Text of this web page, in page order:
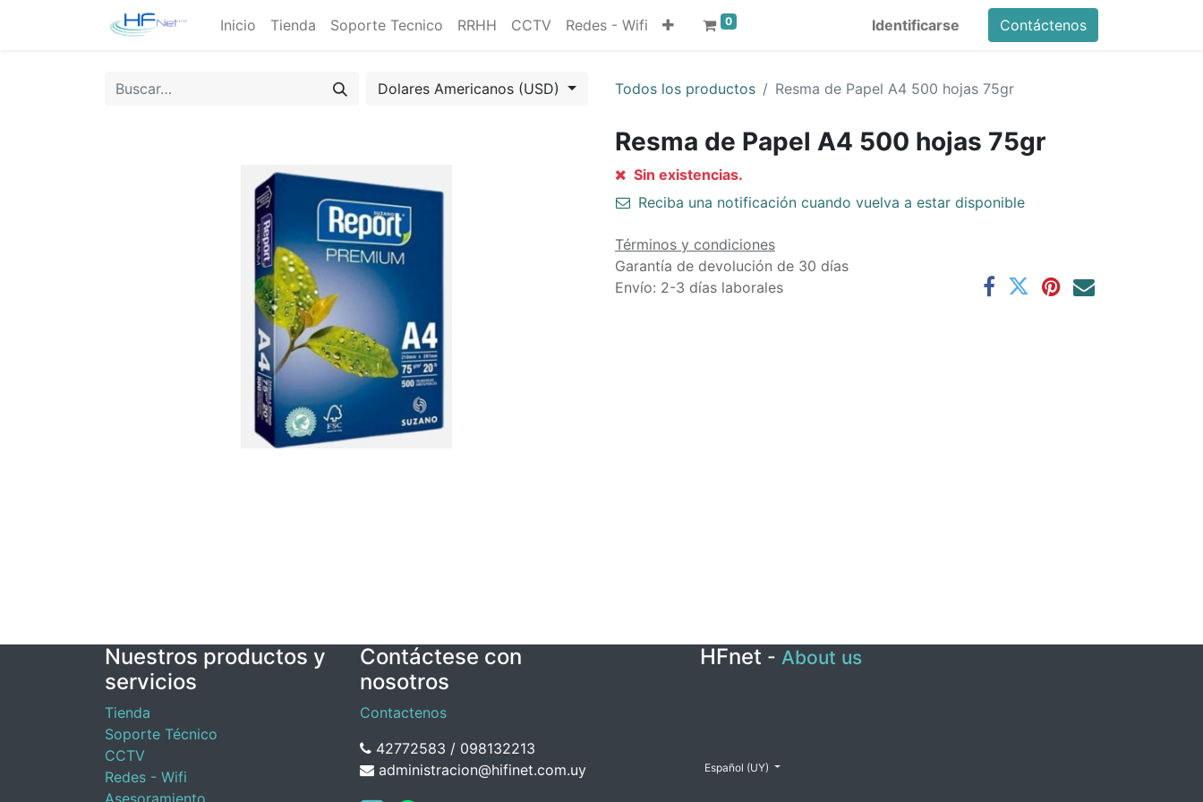
Inicio Tienda Soporte Tecnico RRHH CCTV Redes - Wifi 0 Identificarse Contáctenos
Dolares Americanos (USD) Todos los productos Resma de Papel A4 500 hojas 75gr
Resma de Papel A4 500 hojas 75gr
Sin existencias.
Reciba una notificación cuando vuelva a estar disponible
Términos y condiciones
Garantía de devolución de 30 días
Envío: 2-3 días laborales
Nuestros productos y
servicios
Tienda
Soporte Técnico
CCTV
Redes - Wifi
Asesoramiento
Contáctese con
nosotros
Contactenos
42772583 / 098132213
administracion@hifinet.com.uy
HFnet - About us
Español (UY)